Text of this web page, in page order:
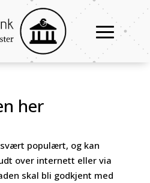
her
populært, og kan
over internett eller via
skal bli godkjent med